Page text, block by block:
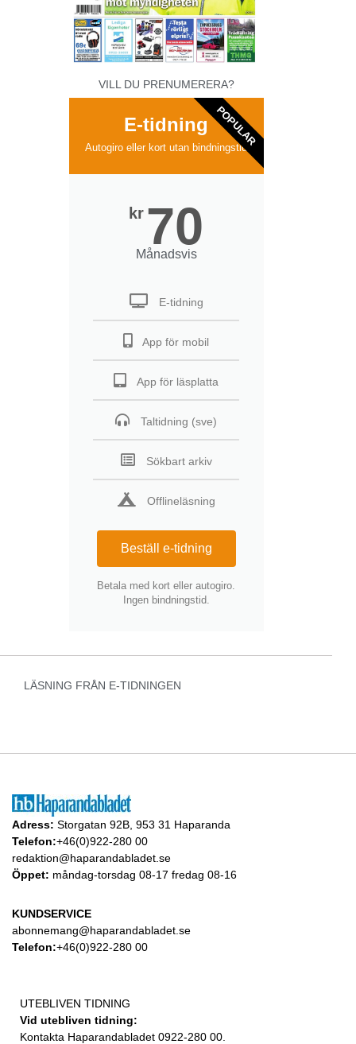
VILL DU PRENUMERERA?
E-tidning
Autogiro eller kort utan bindningstid
kr 70
Månadsvis
E-tidning
App för mobil
App för läsplatta
Taltidning (sve)
Sökbart arkiv
Offlineläsning
Beställ e-tidning
Betala med kort eller autogiro.
Ingen bindningstid.
POPULAR
LÄSNING FRÅN E-TIDNINGEN
Adress: Storgatan 92B, 953 31 Haparanda
Telefon:+46(0)922-280 00
redaktion@haparandabladet.se
Öppet: måndag-torsdag 08-17 fredag 08-16
KUNDSERVICE
abonnemang@haparandabladet.se
Telefon:+46(0)922-280 00
UTEBLIVEN TIDNING
Vid utebliven tidning:
Kontakta Haparandabladet 0922-280 00.